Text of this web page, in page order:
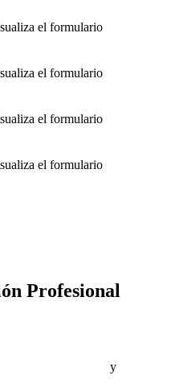
el formulario
el formulario
el formulario
el formulario
Profesional
y